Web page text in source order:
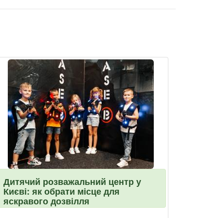
Дитячий розважальний центр у
Києві: як обрати місце для
яскравого дозвілля